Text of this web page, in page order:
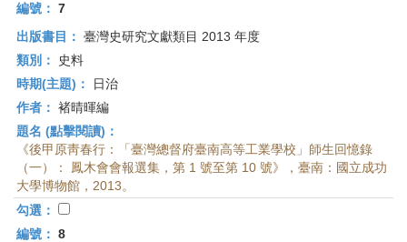
編號： 7
出版書目： 臺灣史研究文獻類目 2013 年度
類別：
史料
時期(主題)：
日治
作者： 褚晴暉編
題名 (點擊閱讀)：
《後甲原靑春行：「臺灣總督府臺南高等工業學校」師生回憶錄
（一）： 鳳木會會報選集，第 1 號至第 10 號》，臺南：國立成功
大學博物館，2013。
勾選：
編號： 8